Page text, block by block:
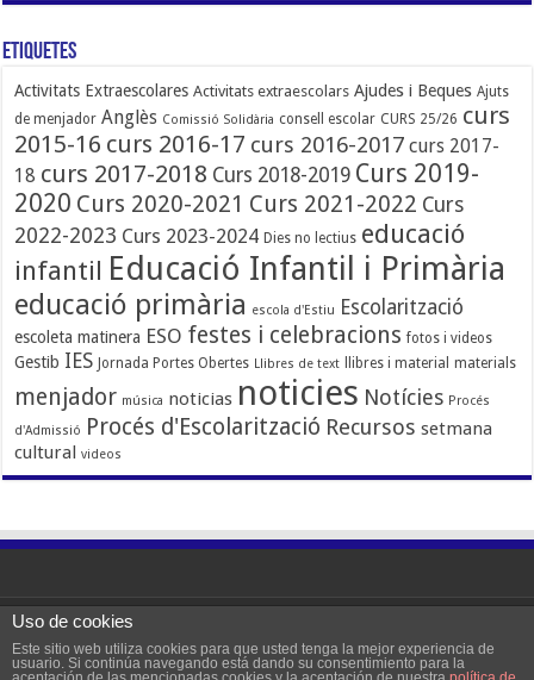
Etiquetes
Activitats Extraescolares Activitats extraescolars Ajudes i Beques Ajuts
de menjador Anglès Comissió Solidària consell escolar CURS 25/26 curs
2015-16 curs 2016-17 curs 2016-2017 curs 2017-
18 curs 2017-2018 Curs 2018-2019 Curs 2019-
2020 Curs 2020-2021 Curs 2021-2022 Curs
2022-2023 Curs 2023-2024 Dies no lectius educació
infantil Educació Infantil i Primària
educació primària escola d'Estiu Escolarització
escoleta matinera ESO festes i celebracions fotos i videos
Gestib IES Jornada Portes Obertes Llibres de text llibres i material materials
menjador música noticias noticies Notícies Procés
d'Admissió Procés d'Escolarització Recursos setmana
cultural videos
Powered by WordPress |
Uso de cookies
Este sitio web utiliza cookies para que usted tenga la mejor experiencia de
usuario. Si continúa navegando está dando su consentimiento para la